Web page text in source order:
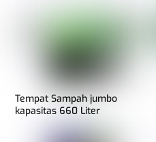
Tempat Sampah jumbo
kapasitas 660 Liter